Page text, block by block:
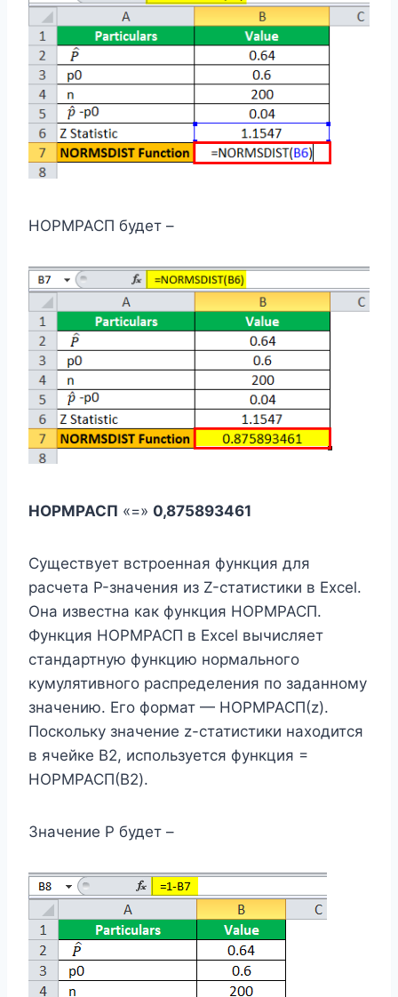
НОРМРАСП будет –
НОРМРАСП «=» 0,875893461
Существует встроенная функция для
расчета P-значения из Z-статистики в Excel.
Она известна как функция НОРМРАСП.
Функция НОРМРАСП в Excel вычисляет
стандартную функцию нормального
кумулятивного распределения по заданному
значению. Его формат — НОРМРАСП(z).
Поскольку значение z-статистики находится
в ячейке B2, используется функция =
НОРМРАСП(B2).
Значение P будет –